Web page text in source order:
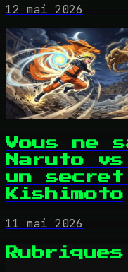
12 mai 2026
Vous ne
Naruto vs
un
Kishimoto
11 mai 2026
Rubriques